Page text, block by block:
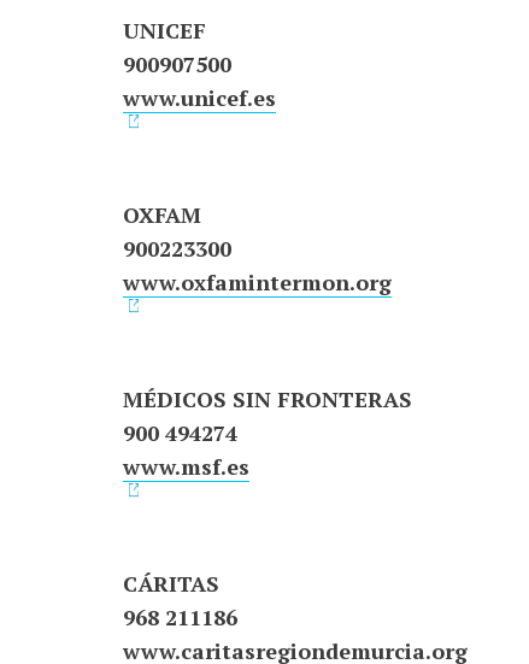
UNICEF
900907500
www.unicef.es
OXFAM
900223300
www.oxfamintermon.org
MÉDICOS SIN FRONTERAS
900 494274
www.msf.es
CÁRITAS
968 211186
www.caritasregiondemurcia.org